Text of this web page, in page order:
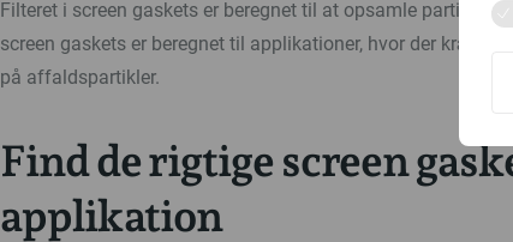
Filteret i screen gaskets er beregnet til at opsamle partikler
screen gaskets er beregnet til applikationer, hvor der kræves
på affaldspartikler.
Find de rigtige screen
applikation